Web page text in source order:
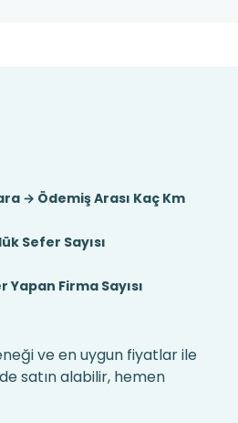
→ Ödemiş Arası Kaç Km
Sefer Sayısı
Yapan Firma Sayısı
ve en uygun fiyatlar ile
satın alabilir, hemen